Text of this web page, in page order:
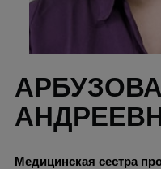
Медицинская сестра